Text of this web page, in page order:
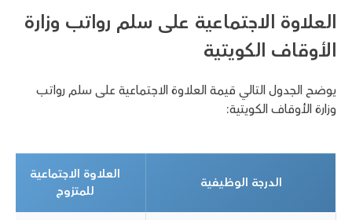
العلاوة الاجتماعية على سلم رواتب وزارة
الأوقاف الكويتية
يوضح الجدول التالي قيمة العلاوة الاجتماعية على سلم رواتب
وزارة الأوقاف الكويتية:
الدرجة الوظيفية
العلاوة الاجتماعية
للمتزوج